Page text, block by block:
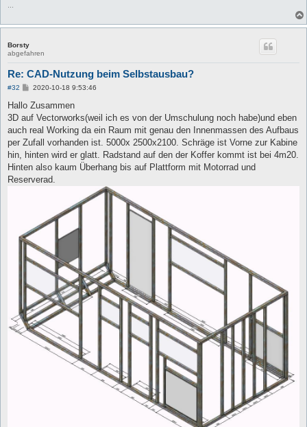
Borsty
abgefahren
Re: CAD-Nutzung beim Selbstausbau?
#32
B
i
r
a
2020-10-18 9:53:46
Hallo Zusammen
3D auf Vectorworks(weil ich es von der Umschulung noch habe)und eben
auch real Working da ein Raum mit genau den Innenmassen des Aufbaus
per Zufall vorhanden ist. 5000x 2500x2100. Schräge ist Vorne zur Kabine
hin, hinten wird er glatt. Radstand auf den der Koffer kommt ist bei 4m20.
Hinten also kaum Überhang bis auf Plattform mit Motorrad und
Reserverad.